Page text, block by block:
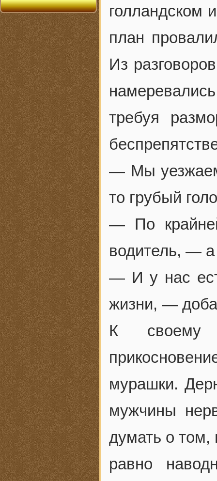
голландском
план
Из
требуя
— Мы
то грубый
— По
водитель, — а
— И у нас
жизни, —
К своему
мурашки.
мужчины
думать о том,
равно